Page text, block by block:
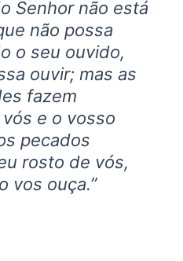
Senhor não está
não possa
o seu ouvido,
ouvir; mas as
fazem
e o vosso
pecados
rosto de vós,
vos ouça.”